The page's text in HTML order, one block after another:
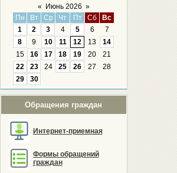
« Июнь 2026 »
Пн
Вт Ср Чт Пт Сб
Вс
1
2 3 4 5 6
7
8
9 10 11 12 13
14
15
16 17 18 19 20
21
22
23 24 25 26 27
28
29
30
Обращения граждан
Интернет-приемная
Формы обращений
граждан